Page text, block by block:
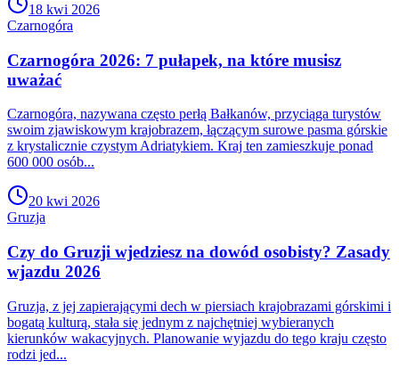
18 kwi 2026
Czarnogóra
Czarnogóra 2026: 7 pułapek, na które musisz
uważać
Czarnogóra, nazywana często perłą Bałkanów, przyciąga turystów
swoim zjawiskowym krajobrazem, łączącym surowe pasma górskie
z krystalicznie czystym Adriatykiem. Kraj ten zamieszkuje ponad
600 000 osób...
20 kwi 2026
Gruzja
Czy do Gruzji wjedziesz na dowód osobisty? Zasady
wjazdu 2026
Gruzja, z jej zapierającymi dech w piersiach krajobrazami górskimi i
bogatą kulturą, stała się jednym z najchętniej wybieranych
kierunków wakacyjnych. Planowanie wyjazdu do tego kraju często
rodzi jed...